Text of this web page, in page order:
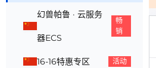
幻兽帕鲁 · 云服务
器ECS
畅
销
16-16特惠专区 活动